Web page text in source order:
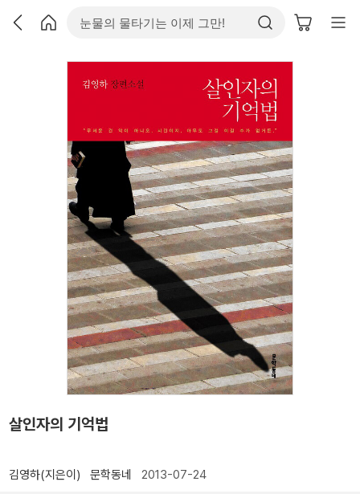
살인자의 기억법
김영하(지은이) 문학동네 2013-07-24